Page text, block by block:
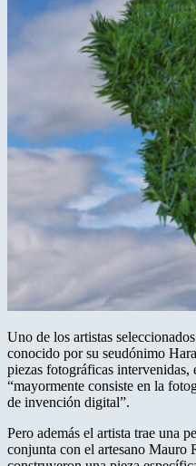
Uno de los artistas
conocido por su seudónimo
piezas fotográficas intervenidas,
“mayormente consiste en la
de invención digital”.
Pero además el artista trae una
conjunta con el artesano Mauro